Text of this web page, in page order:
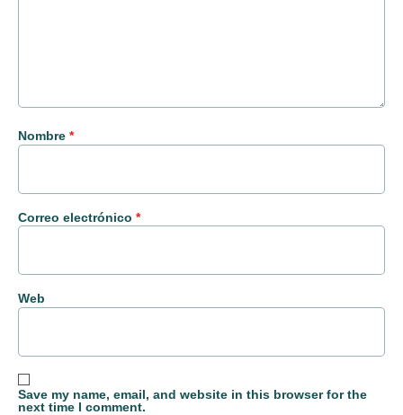
Nombre *
Correo electrónico *
Web
Save my name, email, and website in this browser for the
next time I comment.